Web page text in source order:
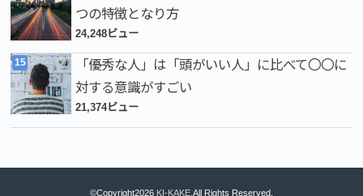
つの特徴となり方
24,248ビュー
「優秀な人」は「頭がいい人」に比べて〇〇に
対する意識がすごい
21,374ビュー
©Copyright2026 KI-KAKE.All Rights Reserved.